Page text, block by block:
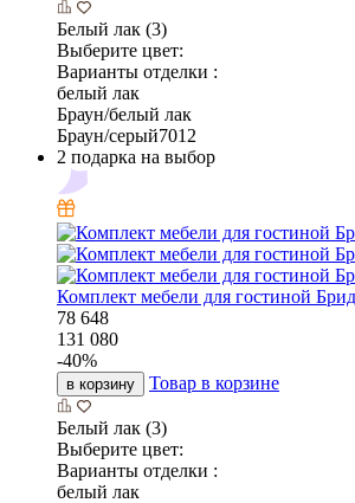
Белый лак (3)
Выберите цвет:
Варианты отделки :
белый лак
Браун/белый лак
Браун/серый7012
2 подарка на выбор
Комплект мебели для гостиной
78 648
131 080
-40%
в корзину Товар в корзине
Белый лак (3)
Выберите цвет:
Варианты отделки :
белый лак